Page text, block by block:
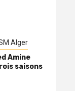
Alger
Amine
saisons